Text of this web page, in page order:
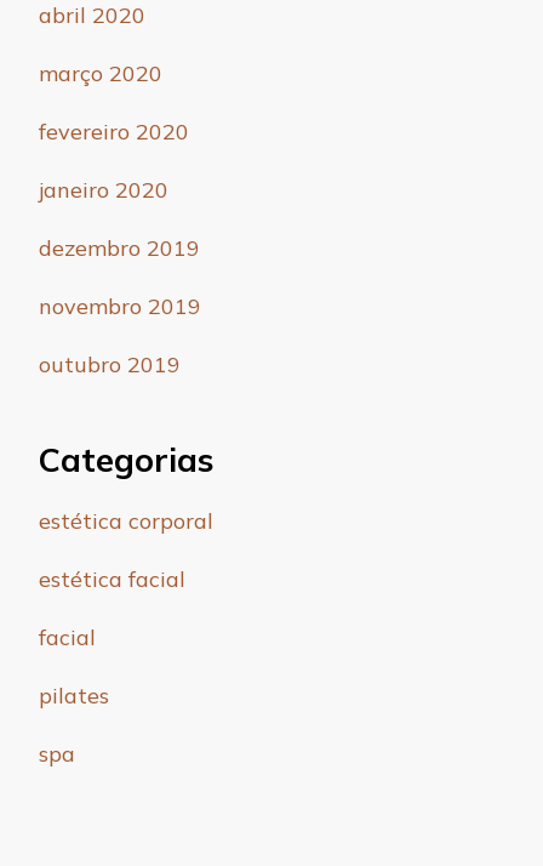
abril 2020
março 2020
fevereiro 2020
janeiro 2020
dezembro 2019
novembro 2019
outubro 2019
Categorias
estética corporal
estética facial
facial
pilates
spa